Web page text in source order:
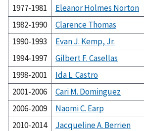
1977-1981
Eleanor Holmes Norton
1982-1990
Clarence Thomas
1990-1993
Evan J. Kemp, Jr.
1994-1997
Gilbert F. Casellas
1998-2001
Ida L. Castro
2001-2006
Cari M. Dominguez
2006-2009
Naomi C. Earp
2010-2014
Jacqueline A. Berrien